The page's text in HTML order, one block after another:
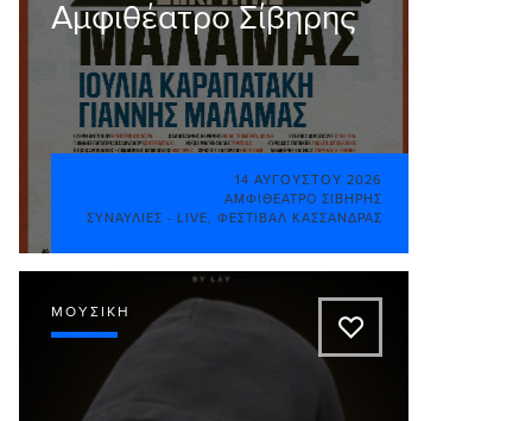
Αμφιθέατρο Σίβηρης
14 ΑΥΓΟΎΣΤΟΥ 2026
ΑΜΦΙΘΈΑΤΡΟ ΣΊΒΗΡΗΣ
ΣΥΝΑΥΛΊΕΣ - LIVE
ΦΕΣΤΙΒΆΛ ΚΑΣΣΆΝΔΡΑΣ
ΜΟΥΣΙΚΉ
A